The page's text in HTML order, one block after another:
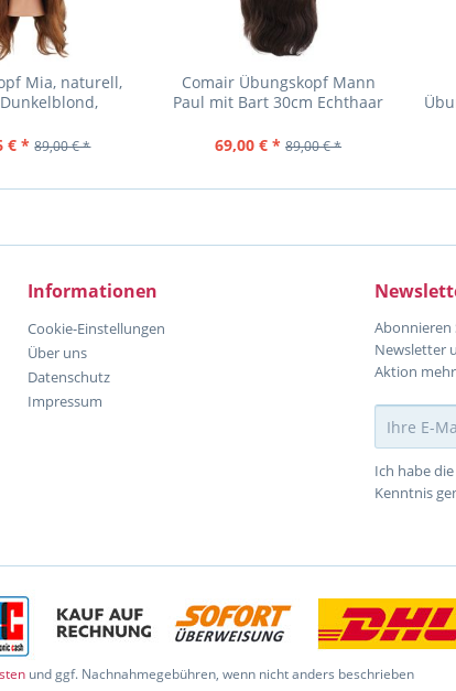
Mia, naturell,
€ * 89,00 € *
Comair Übungskopf Mann
Paul mit Bart 30cm Echthaar
69,00 € * 89,00 € *
Informationen
Cookie-Einstellungen
Über uns
Datenschutz
Impressum
Abonnieren
Newsletter
Aktion
Ich habe die
Kenntnis
und ggf. Nachnahmegebühren, wenn nicht anders beschrieben